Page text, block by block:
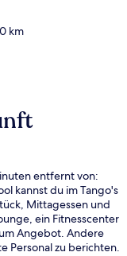
km
entfernt von:
kannst du im Tango's
Mittagessen und
ein Fitnesscenter
Angebot. Andere
Personal zu berichten.